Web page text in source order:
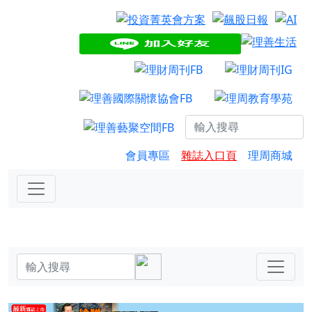
會員專區 雜誌入口頁 理周商城